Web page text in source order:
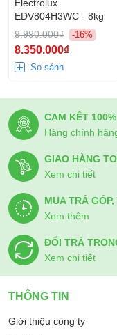
Electrolux
EDV804H3WC - 8kg
9.990.000₫
-16%
8.350.000₫
So sánh
CAM KẾT 100%
Hàng chính
GIAO HÀNG
Xem chi tiết
MUA TRẢ
Xem thêm
ĐỔI TRẢ
Xem chi tiết
THÔNG TIN
Giới thiệu công ty